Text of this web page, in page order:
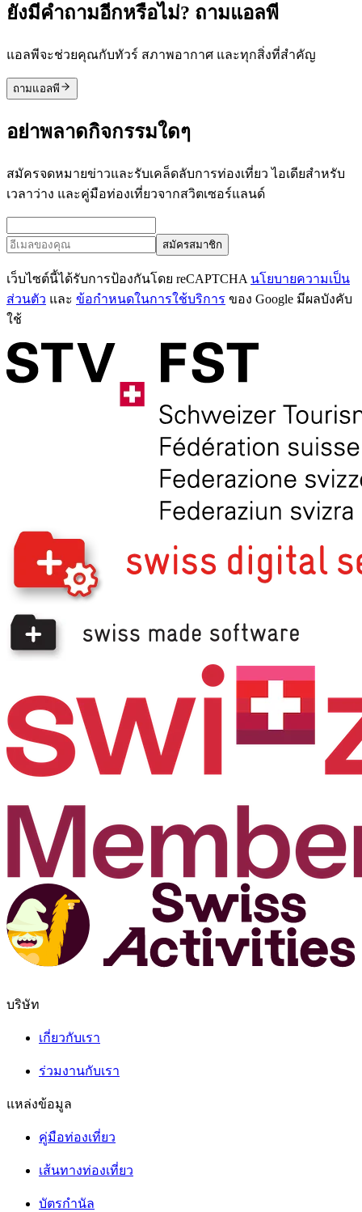
ยังมีคำถามอีกหรือไม่? ถามแอลพี
แอลพีจะช่วยคุณกับทัวร์ สภาพอากาศ และทุกสิ่งที่สำคัญ
ถามแอลพี
อย่าพลาดกิจกรรมใดๆ
สมัครจดหมายข่าวและรับเคล็ดลับการท่องเที่ยว ไอเดียสำหรับ
เวลาว่าง และคู่มือท่องเที่ยวจากสวิตเซอร์แลนด์
สมัครสมาชิก
เว็บไซต์นี้ได้รับการป้องกันโดย reCAPTCHA นโยบายความเป็น
ส่วนตัว และ ข้อกำหนดในการใช้บริการ ของ Google มีผลบังคับ
ใช้
บริษัท
เกี่ยวกับเรา
ร่วมงานกับเรา
แหล่งข้อมูล
คู่มือท่องเที่ยว
เส้นทางท่องเที่ยว
บัตรกำนัล